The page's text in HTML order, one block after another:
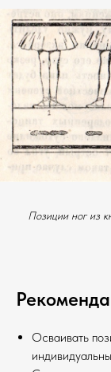
Позиции ног из
Осваивать